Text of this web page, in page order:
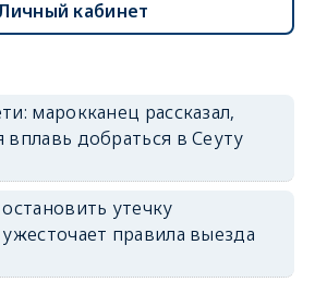
кабинет
марокканец рассказал,
добраться в Сеуту
утечку
правила выезда